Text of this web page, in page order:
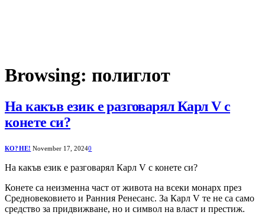
Browsing: полиглот
На какъв език е разговарял Карл V с
конете си?
КО?НЕ! November 17, 20240
На какъв език е разговарял Карл V с конете си?
Конете са неизменна част от живота на всеки монарх през
Средновековието и Ранния Ренесанс. За Карл V те не са само
средство за придвижване, но и символ на власт и престиж.